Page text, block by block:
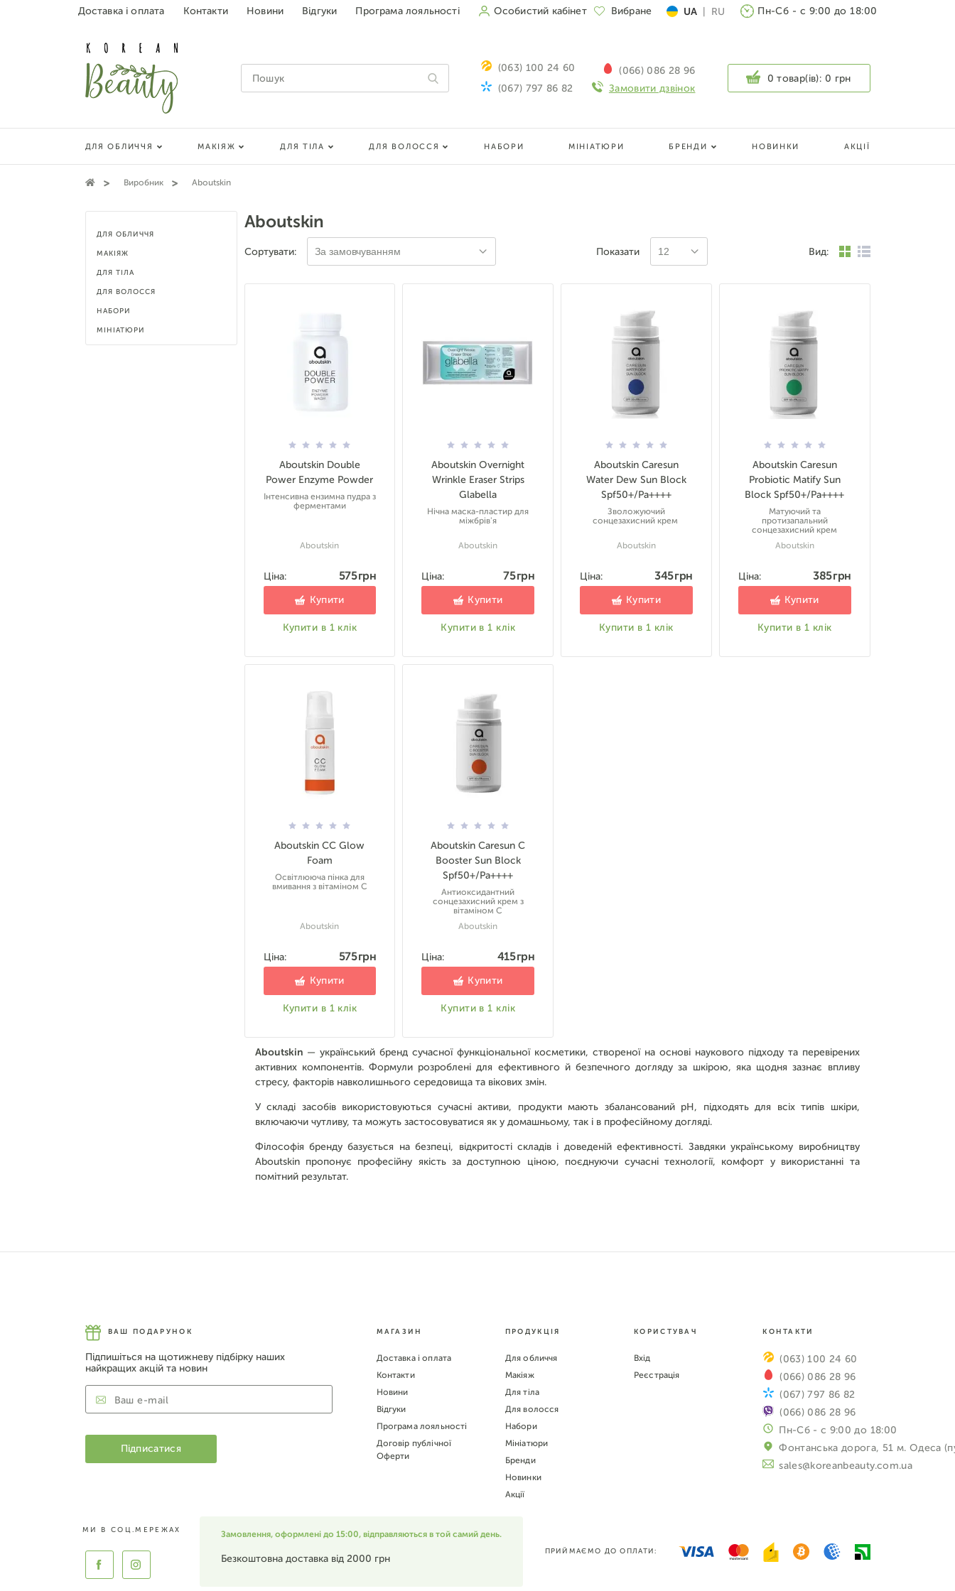
Доставка і оплата Контакти Новини Відгуки Програма лояльності Особистий кабінет Вибране UA RU Пн-Сб - с 9:00 до 18:00
(063) 100 24 60
(066) 086 28 96
(067) 797 86 82
Замовити дзвінок
0 товар(ів): 0 грн
ДЛЯ ОБЛИЧЧЯ МАКІЯЖ ДЛЯ ТІЛА ДЛЯ ВОЛОССЯ НАБОРИ МІНІАТЮРИ БРЕНДИ НОВИНКИ АКЦІЇ
Виробник Aboutskin
Aboutskin
Сортувати: За замовчуванням Показати 12 Вид:
Aboutskin Double
Power Enzyme Powder
Інтенсивна ензимна пудра з
ферментами
Aboutskin
Ціна: 575 грн
Купити
Купити в 1 клік
Aboutskin Overnight
Wrinkle Eraser Strips
Glabella
Нічна маска-пластир для
міжбрів'я
Aboutskin
Ціна: 75 грн
Купити
Купити в 1 клік
Aboutskin Caresun
Water Dew Sun Block
Spf50+/Pa++++
Зволожуючий
сонцезахисний крем
Aboutskin
Ціна: 345 грн
Купити
Купити в 1 клік
Aboutskin Caresun
Probiotic Matify Sun
Block Spf50+/Pa++++
Матуючий та
протизапальний
сонцезахисний крем
Aboutskin
Ціна: 385 грн
Купити
Купити в 1 клік
Aboutskin СС Glow
Foam
Освітлююча пінка для
вмивання з вітаміном С
Aboutskin
Ціна: 575 грн
Купити
Купити в 1 клік
Aboutskin Caresun C
Booster Sun Block
Spf50+/Pa++++
Антиоксидантний
сонцезахисний крем з
вітаміном С
Aboutskin
Ціна: 415 грн
Купити
Купити в 1 клік
Aboutskin — український бренд сучасної функціональної косметики, створеної на основі наукового підходу та перевірених
активних компонентів. Формули розроблені для ефективного й безпечного догляду за шкірою, яка щодня зазнає впливу
стресу, факторів навколишнього середовища та вікових змін.
У складі засобів використовуються сучасні активи, продукти мають збалансований pH, підходять для всіх типів шкіри,
включаючи чутливу, та можуть застосовуватися як у домашньому, так і в професійному догляді.
Філософія бренду базується на безпеці, відкритості складів і доведеній ефективності. Завдяки українському виробництву
Aboutskin пропонує професійну якість за доступною ціною, поєднуючи сучасні технології, комфорт у використанні та
помітний результат.
ДЛЯ ОБЛИЧЧЯ
МАКІЯЖ
ДЛЯ ТІЛА
ДЛЯ ВОЛОССЯ
НАБОРИ
МІНІАТЮРИ
ВАШ ПОДАРУНОК
Підпишіться на щотижневу підбірку наших
найкращих акцій та новин
МАГАЗИН
Доставка і оплата
Контакти
Новини
Відгуки
Програма лояльності
Договір публічної
Оферти
ПРОДУКЦІЯ
Для обличчя
Макіяж
Для тіла
Для волосся
Набори
Мініатюри
Бренди
Новинки
Акції
КОРИСТУВАЧ
Вхід
Реєстрація
КОНТАКТИ
(063) 100 24 60
(066) 086 28 96
(067) 797 86 82
(066) 086 28 96
Пн-Сб - с 9:00 до 18:00
Фонтанська дорога, 51 м. Одеса
sales@koreanbeauty.com.ua
МИ В СОЦ.МЕРЕЖАХ Замовлення, оформлені до 15:00, відправляються в той самий день.
Безкоштовна доставка від 2000 грн
ПРИЙМАЄМО ДО ОПЛАТИ: